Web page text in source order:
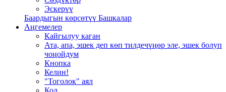
Эскерүү
Баардыгын көрсөтүү Башкалар
Аңгемелер
Кайгылуу каган
Ата, апа, эшек деп көп тилдечүңөр эле, эшек болуп
чоңойдум
Кнопка
Келин!
"Тоголок" аял
Кол